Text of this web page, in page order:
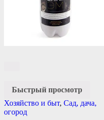
Быстрый просмотр
Хозяйство и быт, Сад, дача,
огород